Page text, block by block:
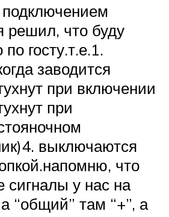
что буду
госту.т.е.1.
заводится
при включении
при
выключаются
что
у нас на
“общий” там “+”, а